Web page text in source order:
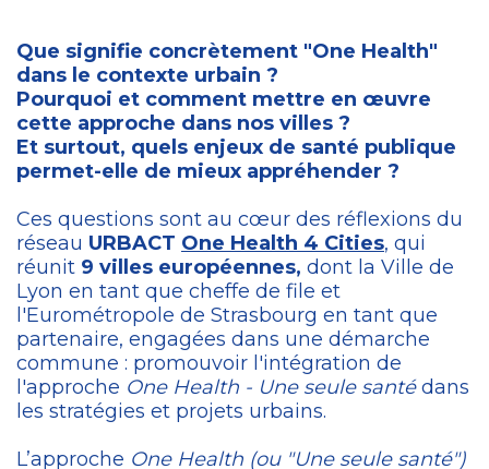
Que signifie concrètement "One Health"
dans le contexte urbain ?
Pourquoi et comment mettre en œuvre
cette approche dans nos villes ?
Et surtout, quels enjeux de santé publique
permet-elle de mieux appréhender ?
Ces questions sont au cœur des réflexions du
réseau URBACT One Health 4 Cities, qui
réunit 9 villes européennes, dont la Ville de
Lyon en tant que cheffe de file et
l'Eurométropole de Strasbourg en tant que
partenaire, engagées dans une démarche
commune : promouvoir l'intégration de
l'approche One Health - Une seule santédans
les stratégies et projets urbains.
L’approche One Health (ou "Une seule santé")